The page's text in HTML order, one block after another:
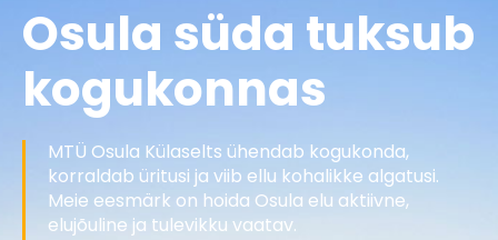
Osula süda tuksub
kogukonnas
MTÜ Osula Külaselts ühendab kogukonda,
korraldab üritusi ja viib ellu kohalikke algatusi.
Meie eesmärk on hoida Osula elu aktiivne,
elujõuline ja tulevikku vaatav.